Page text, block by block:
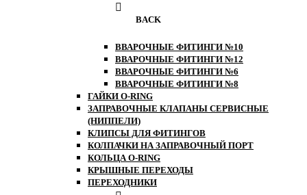
BACK
ВВАРОЧНЫЕ ФИТИНГИ №10
ВВАРОЧНЫЕ ФИТИНГИ №12
ВВАРОЧНЫЕ ФИТИНГИ №6
ВВАРОЧНЫЕ ФИТИНГИ №8
ГАЙКИ O-RING
ЗАПРАВОЧНЫЕ КЛАПАНЫ СЕРВИСНЫЕ
(НИППЕЛИ)
КЛИПСЫ ДЛЯ ФИТИНГОВ
КОЛПАЧКИ НА ЗАПРАВОЧНЫЙ ПОРТ
КОЛЬЦА O-RING
КРЫШНЫЕ ПЕРЕХОДЫ
ПЕРЕХОДНИКИ